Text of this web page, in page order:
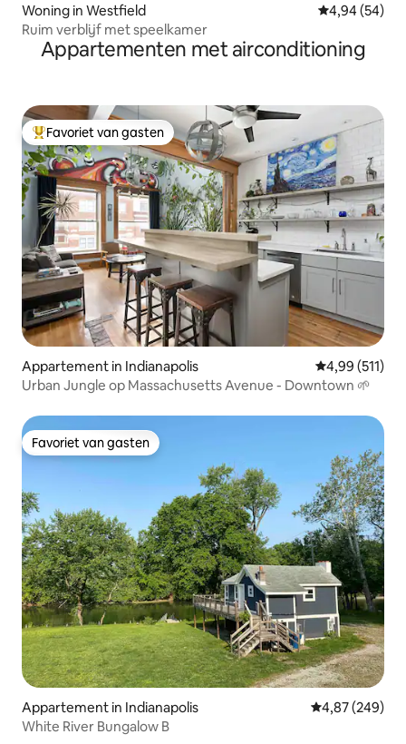
Woning in Westfield Gemiddelde
4,94 (54)
Ruim verblijf met speelkamer
Appartementen met airconditioning
Topfavoriet van gasten
Favoriet van gasten
Appartement in Indianapolis Gemiddelde
4,99 (511)
Urban Jungle op Massachusetts Avenue - Downtown 🌱
Favoriet van gasten
Favoriet van gasten
Appartement in Indianapolis Gemiddelde
4,87 (249)
White River Bungalow B